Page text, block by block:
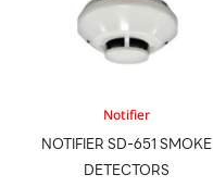
Notifier
NOTIFIER SD-651 SMOKE
DETECTORS